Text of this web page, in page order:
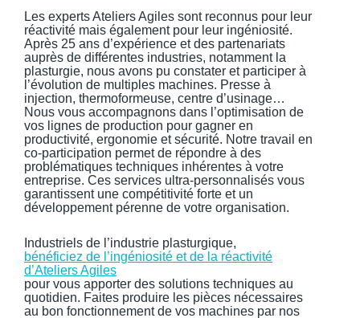
Les experts Ateliers Agiles sont reconnus pour leur
réactivité mais également pour leur ingéniosité.
Après 25 ans d’expérience et des partenariats
auprès de différentes industries, notamment la
plasturgie, nous avons pu constater et participer à
l’évolution de multiples machines. Presse à
injection, thermoformeuse, centre d’usinage…
Nous vous accompagnons dans l’optimisation de
vos lignes de production pour gagner en
productivité, ergonomie et sécurité. Notre travail en
co-participation permet de répondre à des
problématiques techniques inhérentes à votre
entreprise. Ces services ultra-personnalisés vous
garantissent une compétitivité forte et un
développement pérenne de votre organisation.
Industriels de l’industrie plasturgique,
bénéficiez de l’ingéniosité et de la réactivité
d’Ateliers Agiles
pour vous apporter des solutions techniques au
quotidien. Faites produire les pièces nécessaires
au bon fonctionnement de vos machines par nos